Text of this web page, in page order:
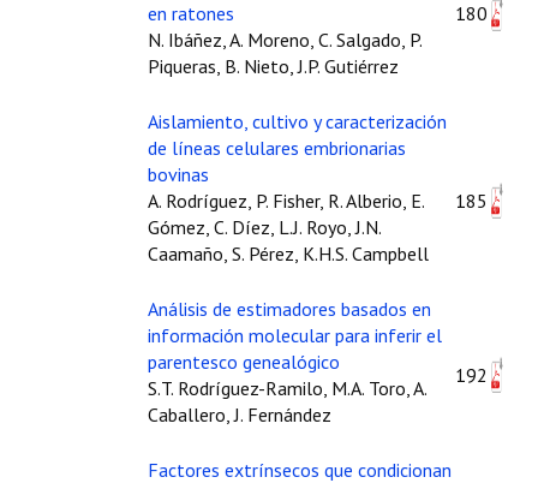
en ratones
N. Ibáñez, A. Moreno, C. Salgado, P.
Piqueras, B. Nieto, J.P. Gutiérrez
180
Aislamiento, cultivo y caracterización
de líneas celulares embrionarias
bovinas
A. Rodríguez, P. Fisher, R. Alberio, E.
Gómez, C. Díez, L.J. Royo, J.N.
Caamaño, S. Pérez, K.H.S. Campbell
185
Análisis de estimadores basados en
información molecular para inferir el
parentesco genealógico
S.T. Rodríguez-Ramilo, M.A. Toro, A.
Caballero, J. Fernández
192
Factores extrínsecos que condicionan